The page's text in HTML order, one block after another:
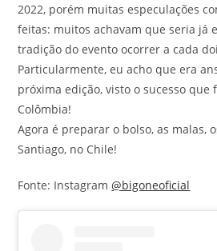
2022, porém muitas especulações
feitas: muitos achavam que seria já
tradição do evento ocorrer a cada
Particularmente, eu acho que era
próxima edição, visto o sucesso que
Colômbia!
Agora é preparar o bolso, as malas,
Santiago, no Chile!
Fonte: Instagram@bigoneoficial